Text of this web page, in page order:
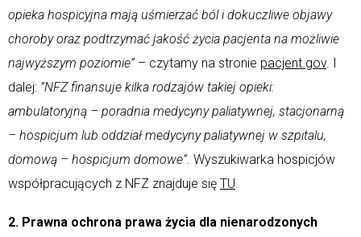
opieka hospicyjna mają uśmierzać ból i dokuczliwe objawy
choroby oraz podtrzymać jakość życia pacjenta na możliwie
najwyższym poziomie”– czytamy na stronie pacjent.gov. I
dalej: ”NFZ finansuje kilka rodzajów takiej opieki:
ambulatoryjną – poradnia medycyny paliatywnej, stacjonarną
– hospicjum lub oddział medycyny paliatywnej w szpitalu,
domową – hospicjum domowe”. Wyszukiwarka hospicjów
współpracujących z NFZ znajduje się TU.
2. Prawna ochrona prawa życia dla nienarodzonych